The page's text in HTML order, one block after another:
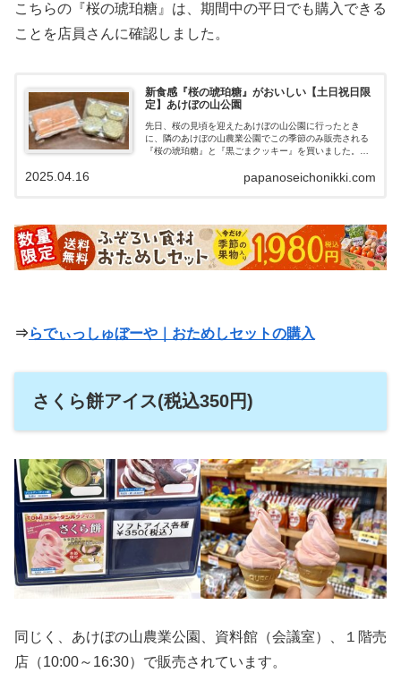
こちらの『桜の琥珀糖』は、期間中の平日でも購入できる
ことを店員さんに確認しました。
新食感『桜の琥珀糖』がおいしい【土日祝日限
定】あけぼの山公園
先日、桜の見頃を迎えたあけぼの山公園に行ったとき
に、隣のあけぼの山農業公園でこの季節のみ販売される
『桜の琥珀糖』と『黒ごまクッキー』を買いました。期
papanoseichonikki.com
2025.04.16
⇒らでぃっしゅぼーや｜おためしセットの購入
さくら餅アイス(税込350円)
同じく、あけぼの山農業公園、資料館（会議室）、１階売
店（10:00～16:30）で販売されています。